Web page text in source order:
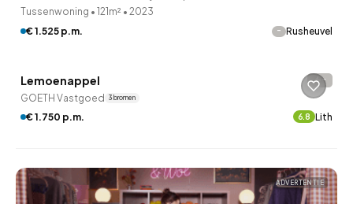
Tussenwoning • 121m² • 2023
€ 1.525 p.m.
- Rusheuvel
QUICKLANE™
Lemoenappel -
GOETH Vastgoed 3 bronnen
€ 1.750 p.m. 6.8 Lith
ADVERTENTIE